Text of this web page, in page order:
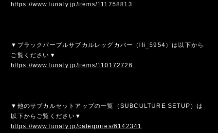
https://www.lunaly.jp/items/111758813
▼ブラックパープルサブカルレッグカバー（lli_5954）は以下から
ご覧ください▼
https://www.lunaly.jp/items/110172726
▼他のサブカルセットアップの一覧（SUBCULTURE SETUP）は
以下からご覧ください▼
https://www.lunaly.jp/categories/6142341